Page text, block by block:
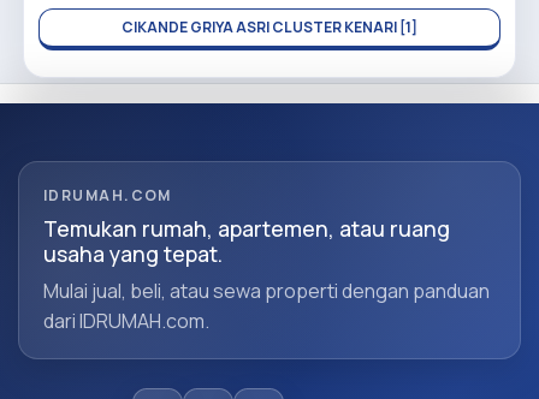
CIKANDE GRIYA ASRI CLUSTER KENARI [1]
IDRUMAH.COM
Temukan rumah, apartemen, atau ruang
usaha yang tepat.
Mulai jual, beli, atau sewa properti dengan panduan
dari IDRUMAH.com.